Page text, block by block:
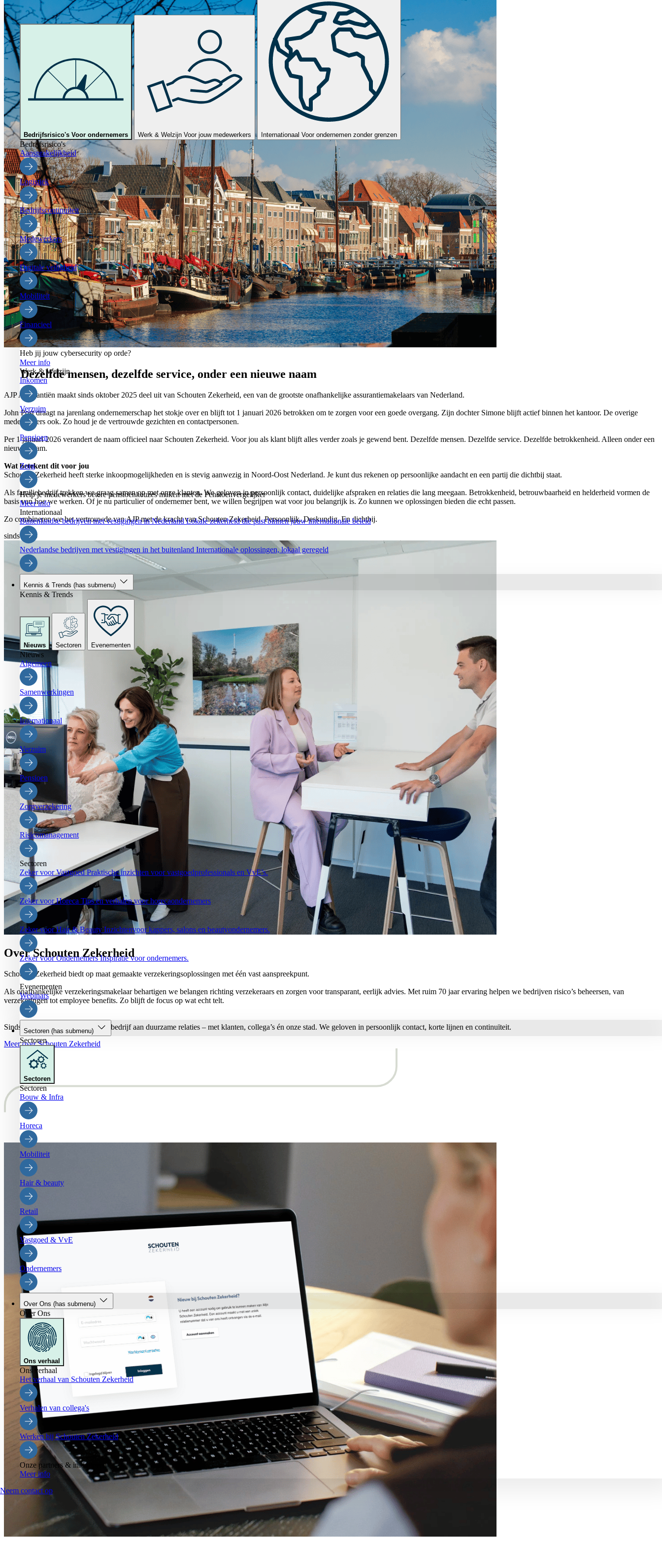
Bedrijfsrisico's Voor ondernemers Werk & Welzijn Voor jouw medewerkers Internationaal Voor ondernemen zonder grenzen
Bedrijfsrisico's
Aansprakelijkheid
Logistiek
Bedrijfscontinuiteit
Medewerkers
Digitale veiligheid
Mobiliteit
Financieel
Heb jij jouw cybersecurity op orde?
Meer info
Werk & Welzijn
Inkomen
Verzuim
Pensioen
Zorg
Help je medewerkers betere pensioenkeuzes maken met de Pensioenvergelijker
Meer info
Internationaal
Buitenlandse bedrijven met vestigingen in NederlandLokale zekerheid die past binnen jouw internationale beleid
Nederlandse bedrijven met vestigingen in het buitenland Internationale oplossingen, lokaal geregeld
Kennis & Trends (has submenu)
Kennis & Trends
Nieuws Sectoren Evenementen
Nieuws
Algemeen
Samenwerkingen
Internationaal
Verzuim
Pensioen
Zorgverzekering
Risicomanagement
Sectoren
Zeker voor VastgoedPraktische inzichten voor vastgoedprofessionals en VvE’s.
Zeker voor Horeca Tips en verhalen voor horecaondernemers
Zeker voor Hair & BeautyInzichtenvoor kappers, salons en beautyondernemers.
Zeker voor OndernemersInspiratie voor ondernemers.
Evenementen
Webinars
Sectoren (has submenu)
Sectoren
Sectoren
Sectoren
Bouw & Infra
Horeca
Mobiliteit
Hair & beauty
Retail
Vastgoed & VvE
Ondernemers
Over Ons (has submenu)
Over Ons
Ons verhaal
Ons verhaal
Het verhaal van Schouten Zekerheid
Verhalen van collega's
Werken bij Schouten Zekerheid
Onze partners & initiatieven
Meer info
Neem contact op
Dezelfde mensen, dezelfde service, onder een nieuwe naam
AJP Assurantiën maakt sinds oktober 2025 deel uit van Schouten Zekerheid, een van de grootste onafhankelijke assurantiemakelaars van Nederland.
John Post draagt na jarenlang ondernemerschap het stokje over en blijft tot 1 januari 2026 betrokken om te zorgen voor een goede overgang. Zijn dochter Simone blijft actief binnen het kantoor. De overige
medewerkers ook. Zo houd je de vertrouwde gezichten en contactpersonen.
Per 1 januari 2026 verandert de naam officieel naar Schouten Zekerheid. Voor jou als klant blijft alles verder zoals je gewend bent. Dezelfde mensen. Dezelfde service. Dezelfde betrokkenheid. Alleen onder een
nieuwe naam.
Wat betekent dit voor jou
Schouten Zekerheid heeft sterke inkoopmogelijkheden en is stevig aanwezig in Noord-Oost Nederland. Je kunt dus rekenen op persoonlijke aandacht en een partij die dichtbij staat.
Als familiebedrijf trekken we graag samen op met onze klanten. We geloven in persoonlijk contact, duidelijke afspraken en relaties die lang meegaan. Betrokkenheid, betrouwbaarheid en helderheid vormen de
basis van hoe we werken. Of je nu particulier of ondernemer bent, we willen begrijpen wat voor jou belangrijk is. Zo kunnen we oplossingen bieden die echt passen.
Zo combineren we het vertrouwde van AJP met de kracht van Schouten Zekerheid. Persoonlijk. Deskundig. En dichtbij.
sinds 1953
Over Schouten Zekerheid
Schouten Zekerheid biedt op maat gemaakte verzekeringsoplossingen met één vast aanspreekpunt.
Als onafhankelijke verzekeringsmakelaar behartigen we belangen richting verzekeraars en zorgen voor transparant, eerlijk advies. Met ruim 70 jaar ervaring helpen we bedrijven risico’s beheersen, van
verzekeringen tot employee benefits. Zo blijft de focus op wat echt telt.
Sinds 1953 bouwen we als familiebedrijf aan duurzame relaties – met klanten, collega’s én onze stad. We geloven in persoonlijk contact, korte lijnen en continuïteit.
Meer over Schouten Zekerheid